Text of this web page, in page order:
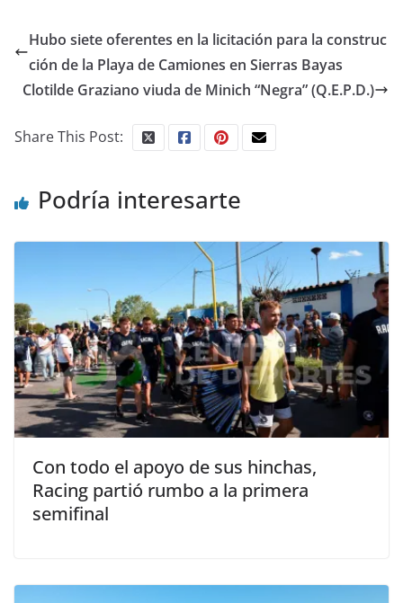
Hubo siete oferentes en la licitación para la construc
ción de la Playa de Camiones en Sierras Bayas
Clotilde Graziano viuda de Minich “Negra” (Q.E.P.D.)
Share This Post:
Podría interesarte
Con todo el apoyo de sus hinchas,
Racing partió rumbo a la primera
semifinal